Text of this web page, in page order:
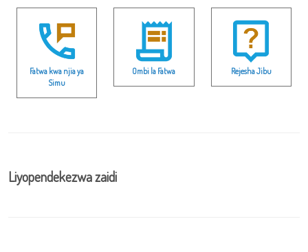
Fatwa kwa njia ya
Simu
Ombi la Fatwa Rejesha Jibu
Liyopendekezwa zaidi